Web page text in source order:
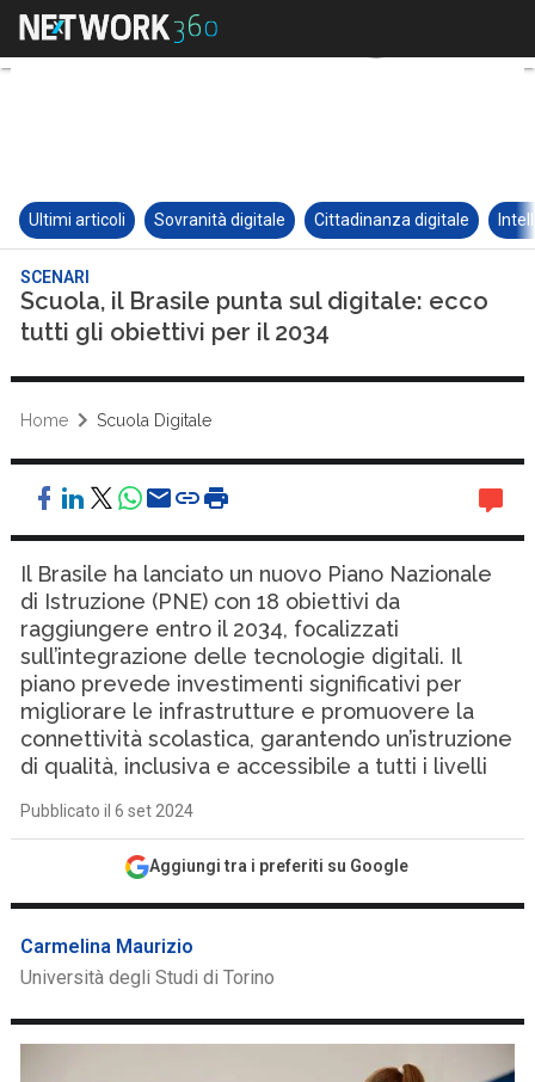
Ultimi articoli Sovranità digitale Cittadinanza digitale
SCENARI
Scuola, il Brasile punta sul digitale: ecco
tutti gli obiettivi per il 2034
Home Scuola Digitale
Il Brasile ha lanciato un nuovo Piano Nazionale
di Istruzione (PNE) con 18 obiettivi da
raggiungere entro il 2034, focalizzati
sull’integrazione delle tecnologie digitali. Il
piano prevede investimenti significativi per
migliorare le infrastrutture e promuovere la
connettività scolastica, garantendo un’istruzione
di qualità, inclusiva e accessibile a tutti i livelli
Pubblicato il 6 set 2024
Aggiungi tra i preferiti su Google
Carmelina Maurizio
Università degli Studi di Torino